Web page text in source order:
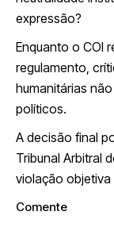
expressão?
Enquanto o COI
regulamento,
humanitárias
políticos.
A decisão final
Tribunal Arbitral
violação
Comente